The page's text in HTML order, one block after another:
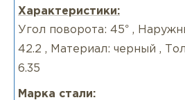
Характеристики:
Угол поворота: 45° ,
42.2 , Материал: черный ,
6.35
Марка стали: